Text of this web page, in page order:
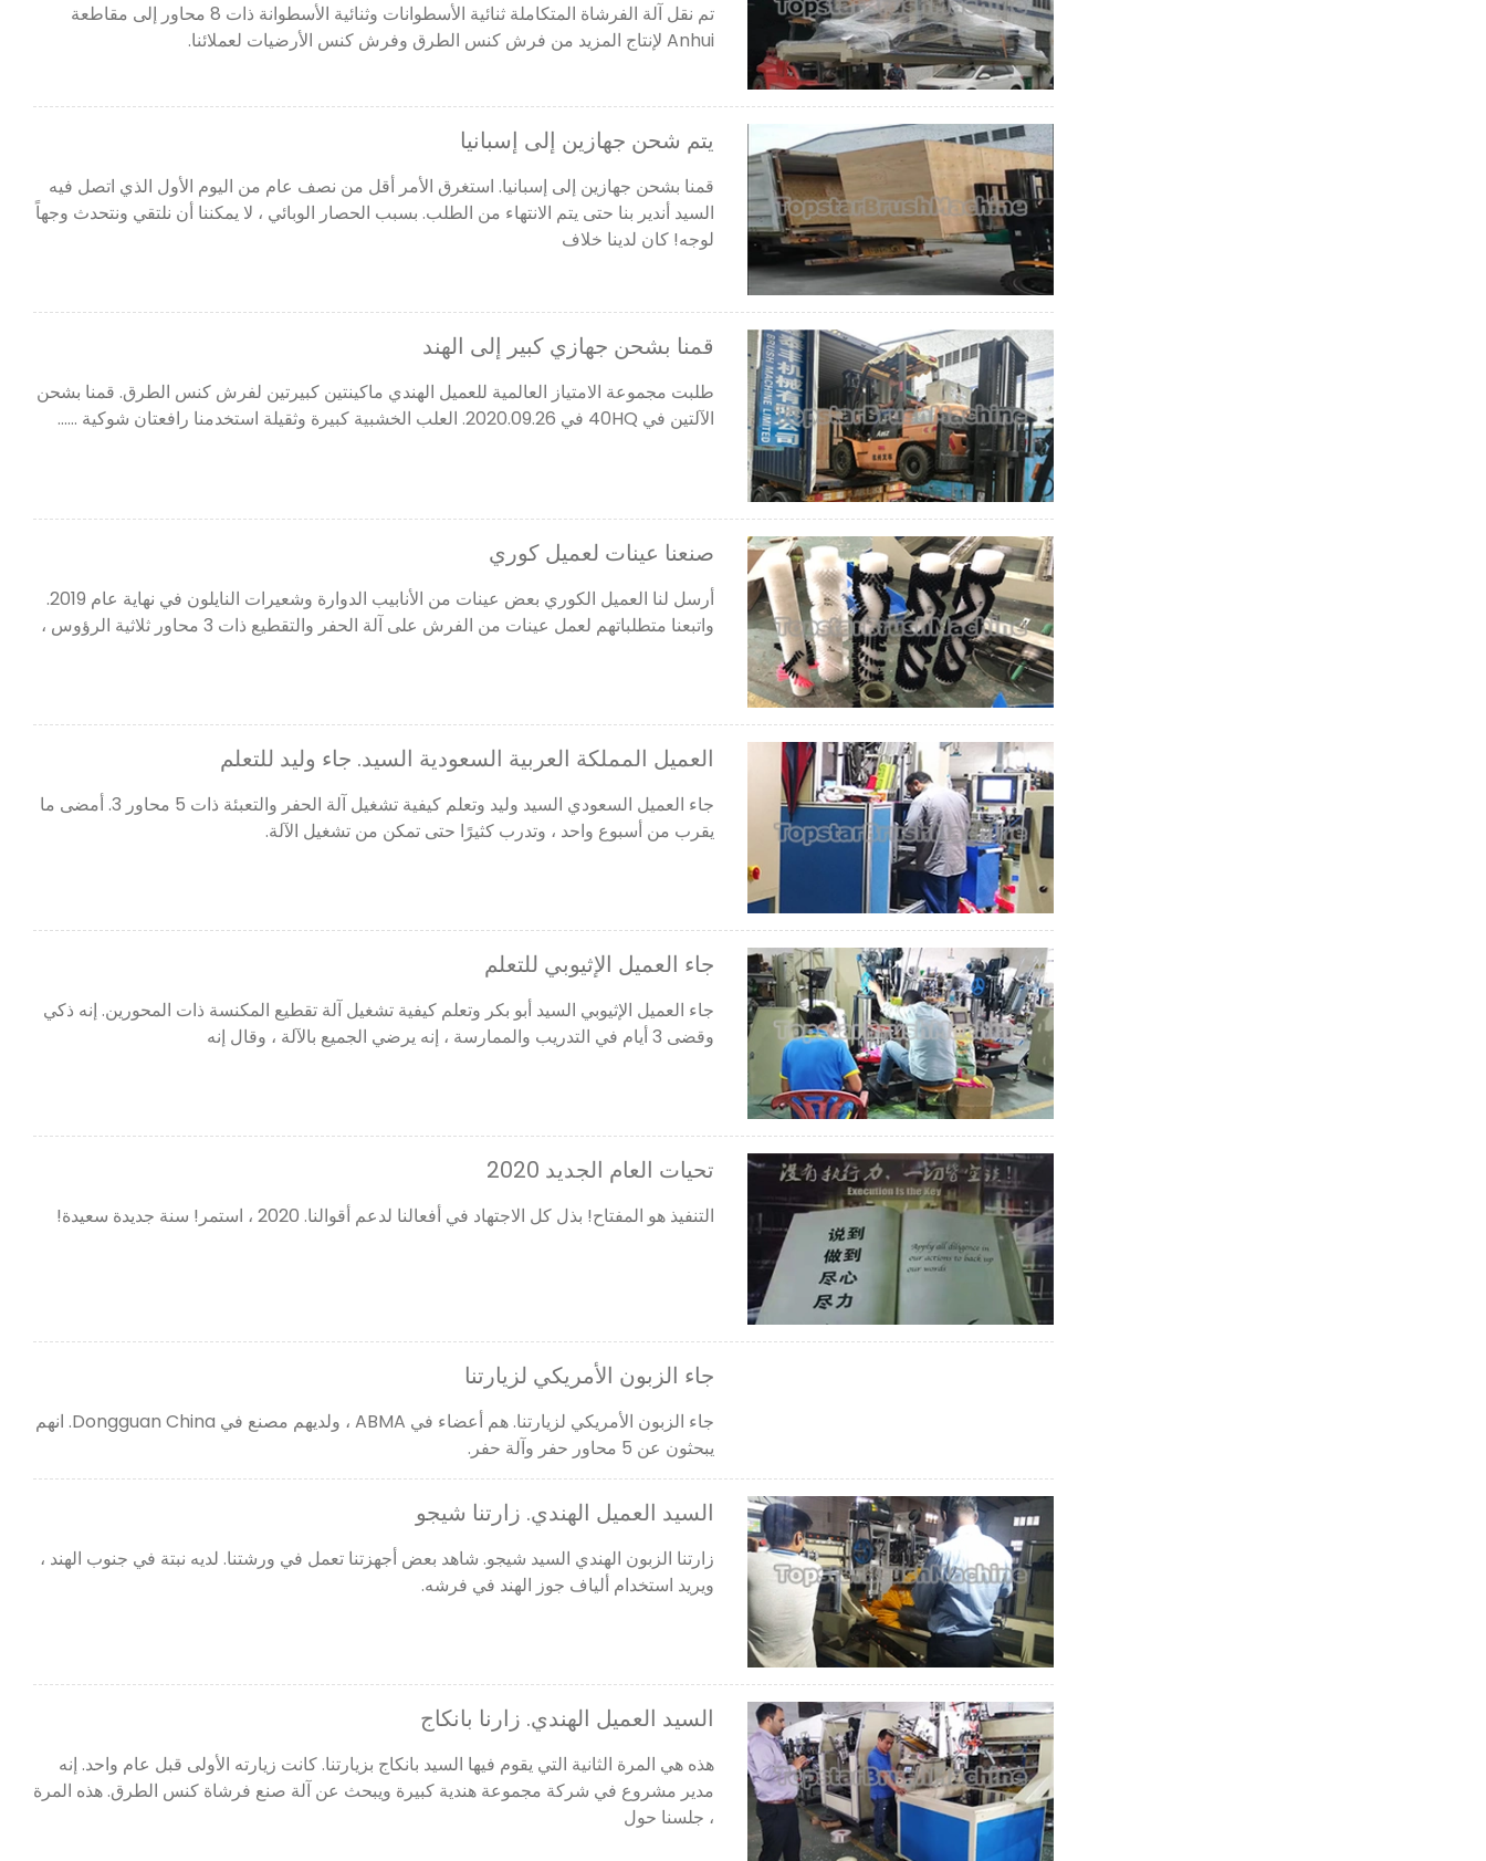
تم نقل آلة الفرشاة المتكاملة ثنائية الأسطوانات وثنائية الأسطوانة ذات 8 محاور إلى مقاطعة
Anhui لإنتاج المزيد من فرش كنس الطرق وفرش كنس الأرضيات لعملائنا.
يتم شحن جهازين إلى إسبانيا
قمنا بشحن جهازين إلى إسبانيا. استغرق الأمر أقل من نصف عام من اليوم الأول الذي اتصل فيه
السيد أندير بنا حتى يتم الانتهاء من الطلب. بسبب الحصار الوبائي ، لا يمكننا أن نلتقي ونتحدث وجهاً
لوجه! كان لدينا خلاف
قمنا بشحن جهازي كبير إلى الهند
طلبت مجموعة الامتياز العالمية للعميل الهندي ماكينتين كبيرتين لفرش كنس الطرق. قمنا بشحن
الآلتين في 40HQ في 2020.09.26. العلب الخشبية كبيرة وثقيلة استخدمنا رافعتان شوكية ......
صنعنا عينات لعميل كوري
أرسل لنا العميل الكوري بعض عينات من الأنابيب الدوارة وشعيرات النايلون في نهاية عام 2019.
واتبعنا متطلباتهم لعمل عينات من الفرش على آلة الحفر والتقطيع ذات 3 محاور ثلاثية الرؤوس ،
العميل المملكة العربية السعودية السيد. جاء وليد للتعلم
جاء العميل السعودي السيد وليد وتعلم كيفية تشغيل آلة الحفر والتعبئة ذات 5 محاور 3. أمضى ما
يقرب من أسبوع واحد ، وتدرب كثيرًا حتى تمكن من تشغيل الآلة.
جاء العميل الإثيوبي للتعلم
جاء العميل الإثيوبي السيد أبو بكر وتعلم كيفية تشغيل آلة تقطيع المكنسة ذات المحورين. إنه ذكي
وقضى 3 أيام في التدريب والممارسة ، إنه يرضي الجميع بالآلة ، وقال إنه
تحيات العام الجديد 2020
التنفيذ هو المفتاح! بذل كل الاجتهاد في أفعالنا لدعم أقوالنا. 2020 ، استمر! سنة جديدة سعيدة!
جاء الزبون الأمريكي لزيارتنا
جاء الزبون الأمريكي لزيارتنا. هم أعضاء في ABMA ، ولديهم مصنع في Dongguan China. انهم
يبحثون عن 5 محاور حفر وآلة حفر.
السيد العميل الهندي. زارتنا شيجو
السيد العميل الهندي. زارنا بانكاج
هذه هي المرة الثانية التي يقوم فيها السيد بانكاج بزيارتنا. كانت زيارته الأولى قبل عام واحد. إنه